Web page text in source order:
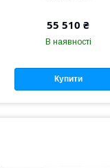
55 510 ₴
В наявності
Купити